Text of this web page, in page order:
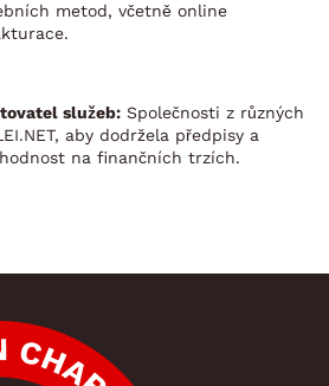
metod, včetně online
služeb: Společnosti z různých
aby dodržela předpisy a
na finančních trzích.